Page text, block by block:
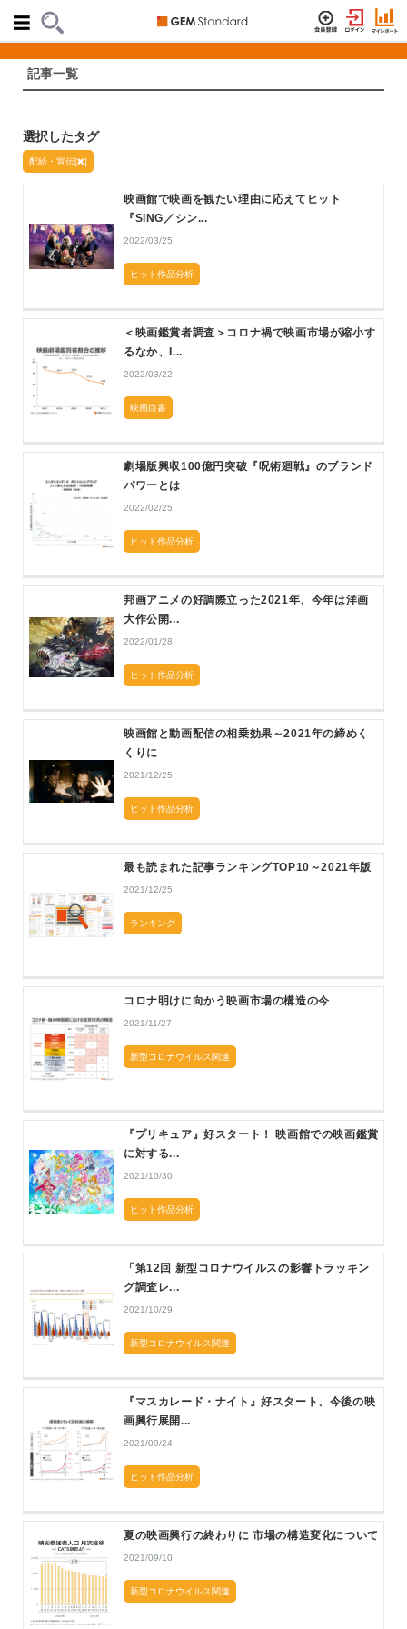
記事一覧
選択したタグ
配給・宣伝[ ]
映画館で映画を観たい理由に応えてヒット
『SING／シン...
2022/03/25
ヒット作品分析
＜映画鑑賞者調査＞コロナ禍で映画市場が縮小す
るなか、I...
2022/03/22
映画白書
劇場版興収100億円突破『呪術廻戦』のブランド
パワーとは
2022/02/25
ヒット作品分析
邦画アニメの好調際立った2021年、今年は洋画
大作公開...
2022/01/28
ヒット作品分析
映画館と動画配信の相乗効果～2021年の締めく
くりに
2021/12/25
ヒット作品分析
最も読まれた記事ランキングTOP10～2021年版
2021/12/25
ランキング
コロナ明けに向かう映画市場の構造の今
2021/11/27
新型コロナウイルス関連
『プリキュア』好スタート！ 映画館での映画鑑賞
に対する...
2021/10/30
ヒット作品分析
「第12回 新型コロナウイルスの影響トラッキン
グ調査レ...
2021/10/29
新型コロナウイルス関連
『マスカレード・ナイト』好スタート、今後の映
画興行展開...
2021/09/24
ヒット作品分析
夏の映画興行の終わりに 市場の構造変化について
2021/09/10
新型コロナウイルス関連